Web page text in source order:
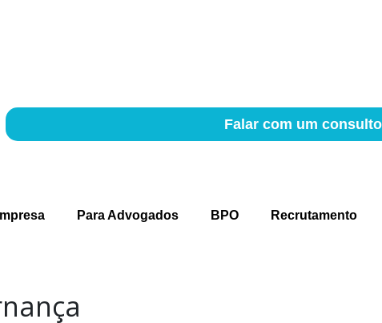
Falar com um
Para Advogados BPO Recrutamento